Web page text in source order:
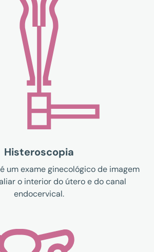
Histeroscopia
um exame ginecológico de imagem
o interior do útero e do canal
endocervical.